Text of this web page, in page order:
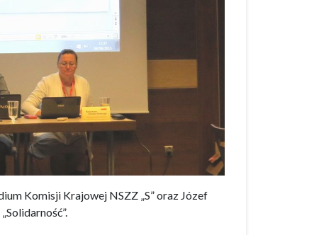
Komisji Krajowej NSZZ „S” oraz Józef